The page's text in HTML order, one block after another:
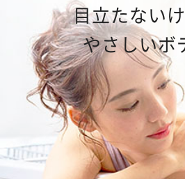
NEWSお知らせ
SHOPPING
FAQ よくあるご質問
目立たない
やさしいボ